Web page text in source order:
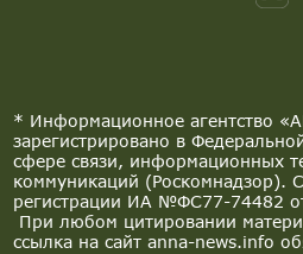
* Информационное агентство
зарегистрировано в
сфере связи, информационных
коммуникаций (Роскомнадзор).
регистрации ИА №ФС77-74482
При любом цитировании
ссылка на сайт anna-news.info